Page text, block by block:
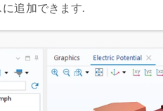
追加できます.